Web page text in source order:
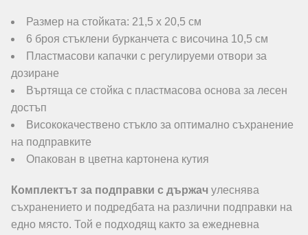
Размер на стойката: 21,5 х 20,5 см
6 броя стъклени бурканчета с височина 10,5 см
Пластмасови капачки с регулируеми отвори за
дозиране
Въртяща се стойка с пластмасова основа за лесен
достъп
Висококачествено стъкло за оптимално съхранение
на подправките
Опакован в цветна картонена кутия
Комплектът за подправки с държач улеснява
съхранението и подредбата на различни подправки на
едно място. Той е подходящ както за ежедневна